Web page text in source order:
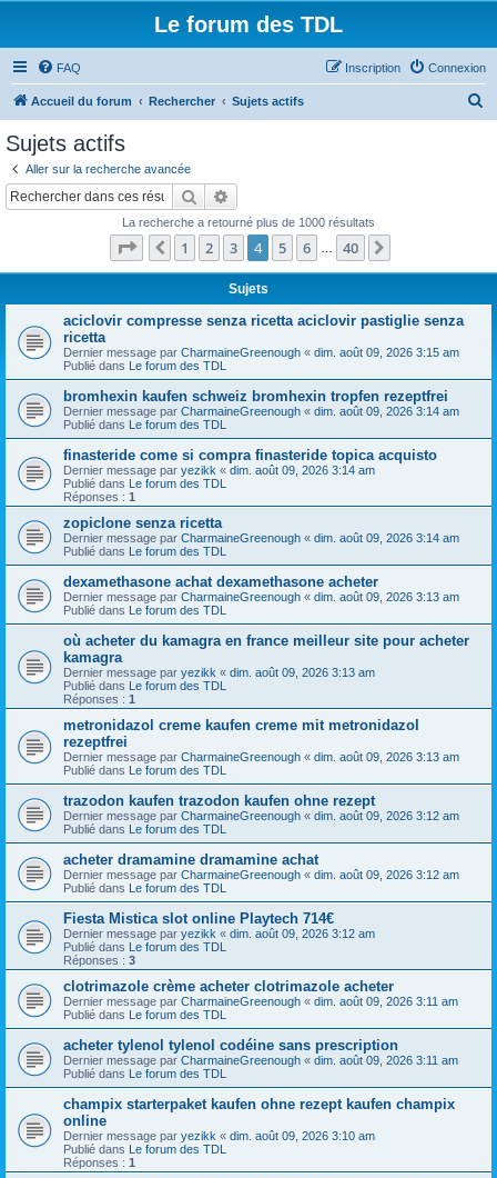
Le forum des TDL
FAQ Connexion
Inscription
Accueil du forum Rechercher Sujets actifs
Sujets actifs
Aller sur la recherche avancée
Rechercher
La recherche a retourné plus de 1000 résultats
Page sur40
Précédent
1 2 3 4 5 6 40
Sujets
aciclovir compresse senza ricetta aciclovir pastiglie senza
ricetta
Dernier message par CharmaineGreenough « dim. août 09, 2026 3:15 am
Publié dans Le forum des TDL
bromhexin kaufen schweiz bromhexin tropfen rezeptfrei
Dernier message par CharmaineGreenough « dim. août 09, 2026 3:14 am
Publié dans Le forum des TDL
finasteride come si compra finasteride topica acquisto
Dernier message par yezikk « dim. août 09, 2026 3:14 am
Publié dans Le forum des TDL
Réponses : 1
zopiclone senza ricetta
Dernier message par CharmaineGreenough « dim. août 09, 2026 3:14 am
Publié dans Le forum des TDL
dexamethasone achat dexamethasone acheter
Dernier message par CharmaineGreenough « dim. août 09, 2026 3:13 am
Publié dans Le forum des TDL
où acheter du kamagra en france meilleur site pour acheter
kamagra
Dernier message par yezikk « dim. août 09, 2026 3:13 am
Publié dans Le forum des TDL
Réponses : 1
metronidazol creme kaufen creme mit metronidazol
rezeptfrei
Dernier message par CharmaineGreenough « dim. août 09, 2026 3:13 am
Publié dans Le forum des TDL
trazodon kaufen trazodon kaufen ohne rezept
Dernier message par CharmaineGreenough « dim. août 09, 2026 3:12 am
Publié dans Le forum des TDL
acheter dramamine dramamine achat
Dernier message par CharmaineGreenough « dim. août 09, 2026 3:12 am
Publié dans Le forum des TDL
Fiesta Mistica slot online Playtech 714€
Dernier message par yezikk « dim. août 09, 2026 3:12 am
Publié dans Le forum des TDL
Réponses : 3
clotrimazole crème acheter clotrimazole acheter
Dernier message par CharmaineGreenough « dim. août 09, 2026 3:11 am
Publié dans Le forum des TDL
acheter tylenol tylenol codéine sans prescription
Dernier message par CharmaineGreenough « dim. août 09, 2026 3:11 am
Publié dans Le forum des TDL
champix starterpaket kaufen ohne rezept kaufen champix
online
Dernier message par yezikk « dim. août 09, 2026 3:10 am
Publié dans Le forum des TDL
Réponses : 1